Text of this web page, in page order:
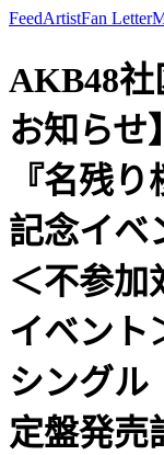
FeedArtistFan Letter
AKB48社
お知らせ
『名残
記念イベ
＜不参加
イベン
シングル
定盤発売